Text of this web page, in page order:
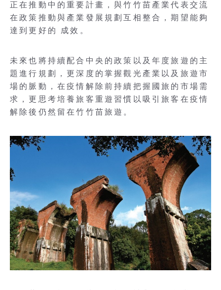
正在推動中的重要計畫，與竹竹苗產業代表交流
在政策推動與產業發展規劃互相整合，期望能夠
達到更好的 成效。
未來也將持續配合中央的政策以及年度旅遊的主
題進行規劃，更深度的掌握觀光產業以及旅遊市
場的脈動，在疫情解除前持續把握國旅的市場需
求，更思考培養旅客重遊習慣以吸引旅客在疫情
解除後仍然留在竹竹苗旅遊。